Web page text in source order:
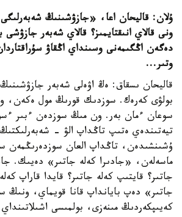
ۇلان: قاليحان اعا، «جازۋشىنىڭ
ونى قالاي انىقتايمىز؟ قالاي شەبەر جازۋشى
دەگەن اڭگىمەنى وسىنداي اڭقاۋ
وتىر...
قاليحان ىسقاق: ەڭ اۋەلى شەبەر
بولۋى كەرەك. سوزدىك قورىڭ مول ەكەن،
سوعان ءمان بەر. ون مىڭ سوزدەن ءبىر
تيەتىندەي ەتىپ تاڭداپ الۋ -
ۇشىنشىدەن، تاڭداپ العان سوزدەرىڭمەن
ماسەلەن، «جادىرا كەلە جاتىر» دەيىك.
جاتىر؟ قايتىپ كەلە جاتىر؟ قايدا قاراپ
جاتىر» دەپ بايانداپ قانا قويماي، ونىڭ
كەيىپكەردىڭ مىنەزى، بولمىسى